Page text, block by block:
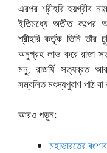
এরপর শ্রীহরি হয়গ্রীব
ইতিমধ্যে অতীত কল্পের
শ্রীহরি কর্তৃক তিনি তাঁর
অনুগ্রহ লাভ করে রাজা
মনু, রাজর্ষি সত্যব্রত আর
সম্বলিত মৎস্যপুরাণ পাঠ
আরও পড়ুন:
মহাভারতের